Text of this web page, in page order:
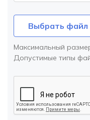
Выбрать файл
Максимальный
Допустимые типы